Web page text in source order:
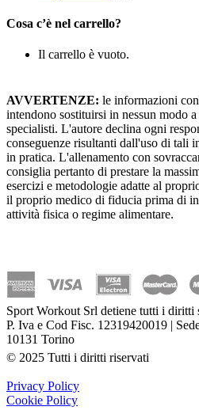
Cosa c’è nel carrello?
Il carrello è vuoto.
AVVERTENZE: le informazioni
intendono sostituirsi in nessun modo
specialisti. L'autore declina ogni
conseguenze risultanti dall'uso di tali
in pratica. L'allenamento con
consiglia pertanto di prestare la
esercizi e metodologie adatte al
il proprio medico di fiducia prima di
attività fisica o regime alimentare.
Sport Workout Srl detiene tutti i
P. Iva e Cod Fisc. 12319420019 |
10131 Torino
© 2025 Tutti i diritti riservati
Privacy Policy
Cookie Policy